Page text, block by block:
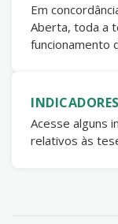
Em
Aberta, toda a
funcionamento
INDICADORES
Acesse alguns
relativos às